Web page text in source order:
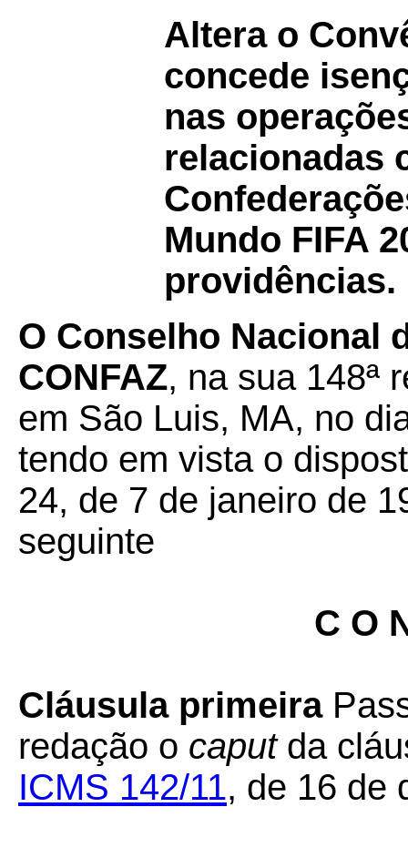
Altera o
concede
nas
relacionadas
Mundo FIFA
providências.
O Conselho Nacional
CONFAZ, na sua 148ª
em São Luis, MA, no
tendo em vista o
24, de 7 de janeiro de
seguinte
C O
Cláusula primeira
redação o caputda
ICMS 142/11, de 16 de